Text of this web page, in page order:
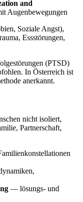
and
Augenbewegungen
Soziale Angst),
Essstörungen,
(PTSD)
In Österreich ist
anerkannt.
nicht isoliert,
Partnerschaft,
— lösungs- und